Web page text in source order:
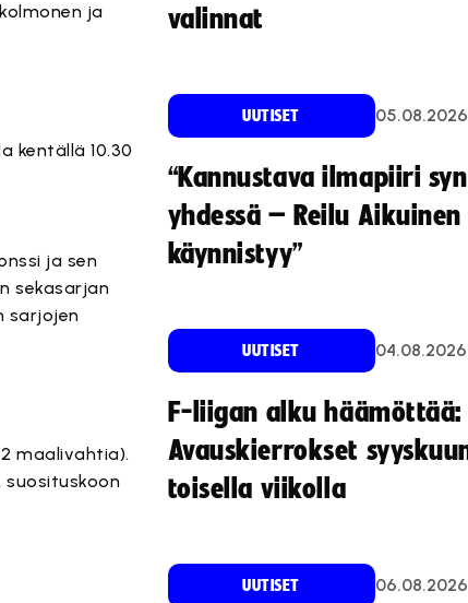
ja
kentällä 10.30
ja sen
sekasarjan
sarjojen
maalivahtia).
valinnat
UUTISET 05.08.2026
“Kannustava ilmapiiri
yhdessä – Reilu
käynnistyy”
UUTISET 04.08.2026
F-liigan alku häämöttää:
Avauskierrokset
toisella viikolla
UUTISET 06.08.2026